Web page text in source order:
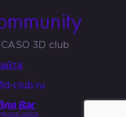
3D club
club.ru
сайта